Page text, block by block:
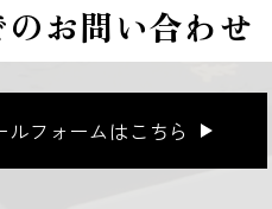
のお問い合わせ
ルフォームはこちら